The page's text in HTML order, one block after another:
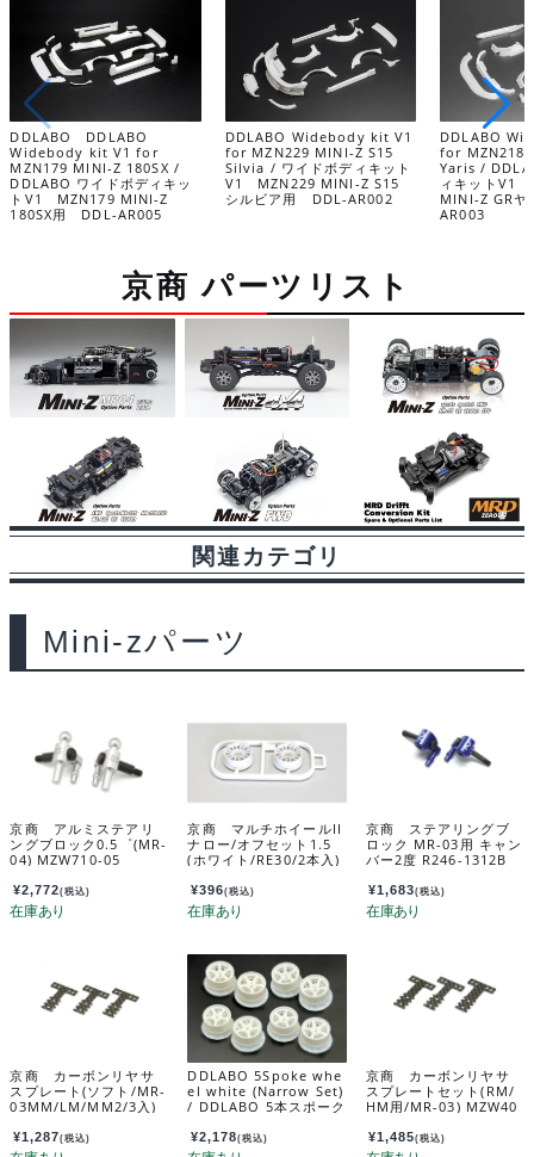
DDLABO DDLABO
Widebody kit V1 for
MZN179 MINI-Z 180SX /
DDLABO ワイドボディキッ
トV1 MZN179 MINI-Z
180SX用 DDL-AR005
DDLABO Widebody kit V1
for MZN229 MINI-Z S15
Silvia / ワイドボディキット
V1 MZN229 MINI-Z S15
シルビア用 DDL-AR002
DDLABO
for MZN218
Yaris /
ィキットV1
MINI-Z GR
AR003
京商 パーツリスト
関連カテゴリ
Mini-zパーツ
京商 アルミステアリ
ングブロック0.5゜(MR-
04) MZW710-05
¥2,772(税込)
京商 マルチホイールII
ナロー/オフセット1.5
(ホワイト/RE30/2本入)
¥396(税込)
京商 ステアリングブ
ロック MR-03用 キャン
バー2度 R246-1312B
¥1,683(税込)
京商 カーボンリヤサ
スプレート(ソフト/MR-
03MM/LM/MM2/3入)
¥1,287(税込)
DDLABO 5Spoke whe
el white (Narrow Set)
/ DDLABO 5本スポーク
ット） DDL-WR001W
-N
¥2,178(税込)
京商 カーボンリヤサ
スプレートセット(RM/
HM用/MR-03) MZW40
¥1,485(税込)